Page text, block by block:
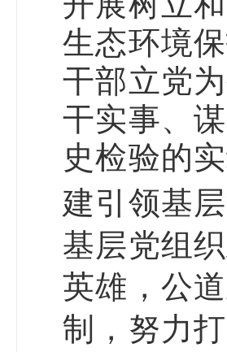
生态环境
干部立党
干实事、
史检验的实
建引领基
基层党组
英雄，公
制，努力